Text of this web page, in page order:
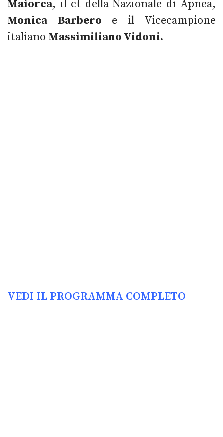
Maiorca, il ct della Nazionale di Apnea,
Monica Barbero e il Vicecampione
italiano Massimiliano Vidoni.
VEDI IL PROGRAMMA COMPLETO